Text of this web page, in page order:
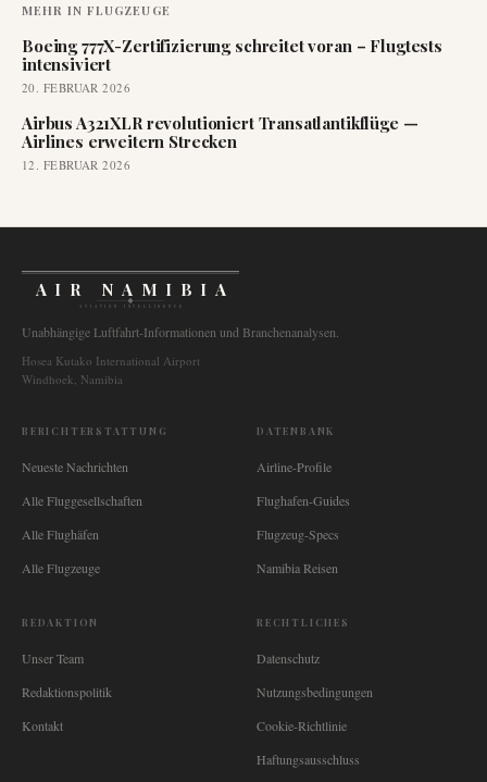
MEHR IN FLUGZEUGE
Boeing 777X-Zertifizierung schreitet voran – Flugtests
intensiviert
20. FEBRUAR 2026
Airbus A321XLR revolutioniert Transatlantikflüge —
Airlines erweitern Strecken
12. FEBRUAR 2026
AIR NAMIBIA
AVIATION INTELLIGENCE
Unabhängige Luftfahrt-Informationen und Branchenanalysen.
Hosea Kutako International Airport
Windhoek, Namibia
BERICHTERSTATTUNG
Neueste Nachrichten
Alle Fluggesellschaften
Alle Flughäfen
Alle Flugzeuge
DATENBANK
Airline-Profile
Flughafen-Guides
Flugzeug-Specs
Namibia Reisen
REDAKTION
Unser Team
Redaktionspolitik
Kontakt
RECHTLICHES
Datenschutz
Nutzungsbedingungen
Cookie-Richtlinie
Haftungsausschluss